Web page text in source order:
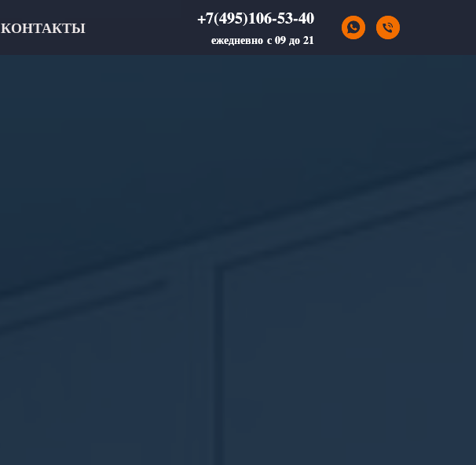
КОНТАКТЫ +7(495)106-53-40
ежедневно с 09 до 21
+7(495)106-53-40
ежедневно с 09 до 21